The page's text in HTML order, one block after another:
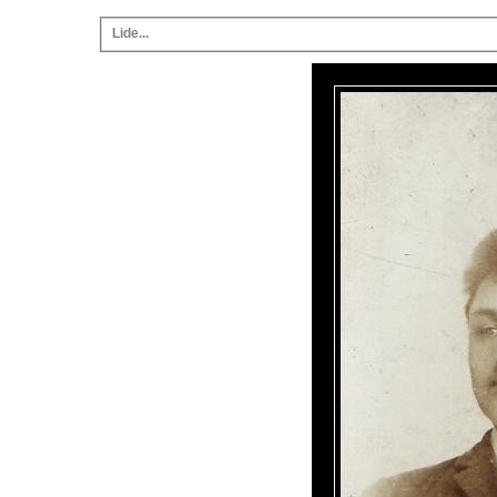
Lide...